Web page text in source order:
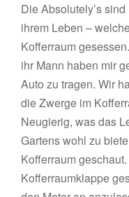
Die Absolutely’s
ihrem Leben –
Kofferraum
ihr Mann haben mir
Auto zu tragen. Wir
die Zwerge im
Neugierig, was das
Gartens wohl zu
Kofferraum
Kofferraumklappe